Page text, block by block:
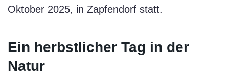
Oktober 2025, in Zapfendorf statt.
Ein herbstlicher Tag in der
Natur